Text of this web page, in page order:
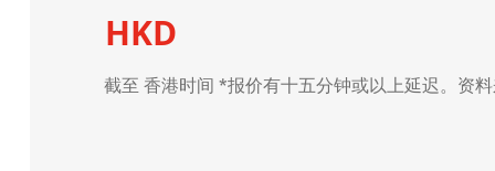
HKD
截至香港时间 *报价有十五分钟或以上延迟。资